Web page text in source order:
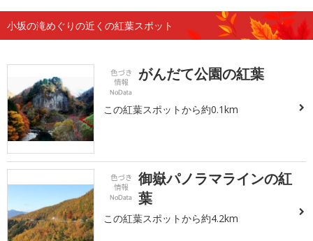
小坂の滝めぐりの近くの紅葉スポット
がんだて公園の紅葉
この紅葉スポットから約0.1km
御嶽パノラマラインの紅
葉
この紅葉スポットから約4.2km